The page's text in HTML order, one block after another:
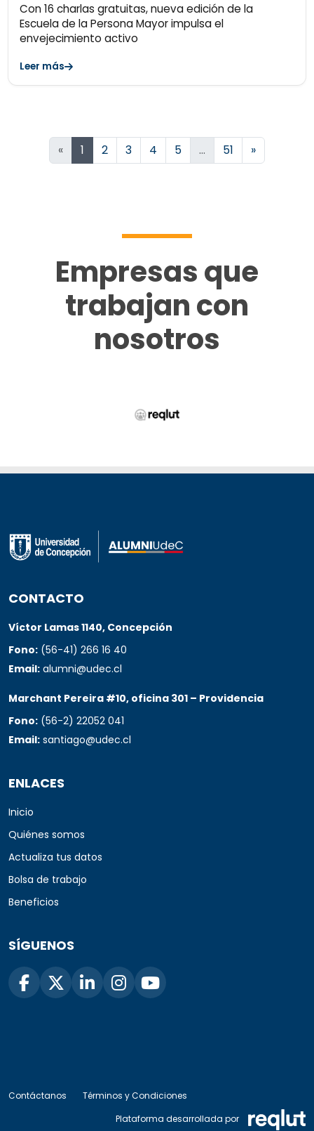
Con 16 charlas gratuitas, nueva edición de la
Escuela de la Persona Mayor impulsa el
envejecimiento activo
Leer más
« 1 2 3 4 5 … 51 »Siguiente
Empresas que
trabajan con
nosotros
CONTACTO
Víctor Lamas 1140, Concepción
Fono: (56-41) 266 16 40
Email: alumni@udec.cl
Marchant Pereira #10, oficina 301 – Providencia
Fono: (56-2) 22052 041
Email: santiago@udec.cl
ENLACES
Inicio
Quiénes somos
Actualiza tus datos
Bolsa de trabajo
Beneficios
SÍGUENOS
Contáctanos
Términos y Condiciones
Plataforma desarrollada por